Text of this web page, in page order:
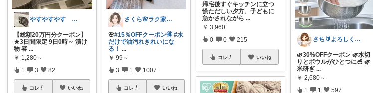
やすやすやす 経由購入感謝します🫶
【総額20万円分クーポン】
★3日間限定 9日0時～ 漬け
物 容 ...
￥ 1,280～
1 3 82
コレ いいね
さくら🌸ラク家事&便利な生活雑貨🏠️
🌸#15％OFFクーポン🉐 #水
だけで油汚れきれいにな
る！ ...
￥ 99～
3 1 1007
コレ いいね
帰宅後すぐキッチンに立つ
慌ただしい夕方、子どもに
急かされながら ...
￥ 3,960
0 0 215
コレ いいね
さち🔰よろしくお願いします💗
🌿30%OFFクーポン 🌿水切
りとボウルがひとつに🥣 🌿
米研ぎ ...
￥ 2,680～
1 1 597